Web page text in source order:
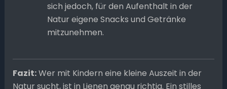
sich jedoch, für den Aufenthalt in der
Natur eigene Snacks und Getränke
mitzunehmen.
Fazit:Wer mit Kindern eine kleine Auszeit in der
Natur sucht, ist in Lienen genau richtig. Ein stilles